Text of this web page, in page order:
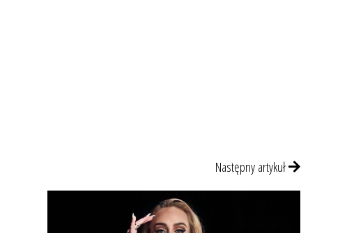
Następny artykuł